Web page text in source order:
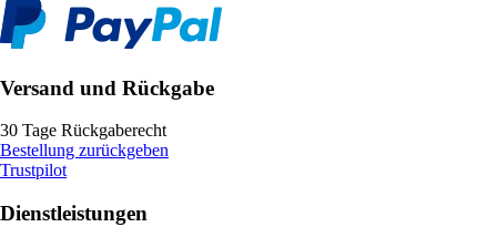
Versand und Rückgabe
30 Tage Rückgaberecht
Bestellung zurückgeben
Trustpilot
Dienstleistungen